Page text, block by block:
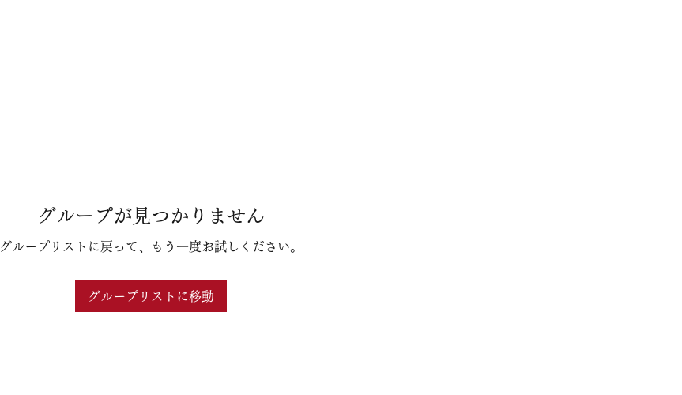
グループが見つかりません
グループリストに戻って、もう一度お試しください。
グループリストに移動